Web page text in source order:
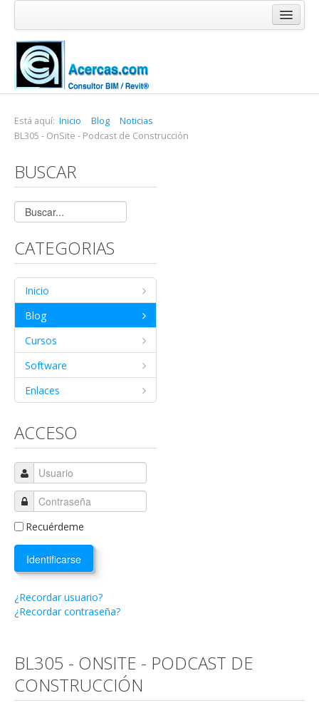
Inicio
Blog
Cursos
Software
Enlaces
Acercas
Está aquí: Inicio Blog
Noticias
BL305 - OnSite - Podcast de Construcción
BUSCAR
CATEGORIAS
Inicio
Blog
Cursos
Software
Enlaces
ACCESO
Recuérdeme
Identificarse
¿Recordar usuario?
¿Recordar contraseña?
BL305 - ONSITE - PODCAST DE
CONSTRUCCIÓN